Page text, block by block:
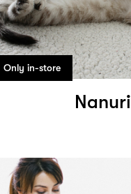
Only in-store
Nanuri